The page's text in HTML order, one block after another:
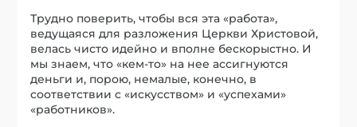
Трудно поверить, чтобы вся эта «работа»,
ведущаяся для разложения Церкви Христовой,
велась чисто идейно и вполне бескорыстно. И
мы знаем, что «кем-то» на нее ассигнуются
деньги и, порою, немалые, конечно, в
соответствии с «искусством» и «успехами»
«работников».